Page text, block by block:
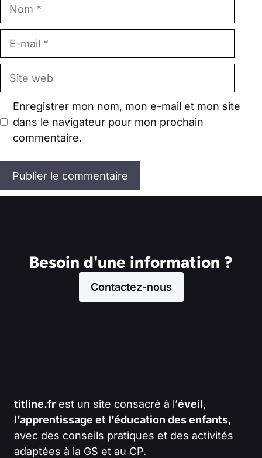
Site
Enregistrer mon nom, mon e-mail et mon site
dans le navigateur pour mon prochain
commentaire.
Besoin d'une information ?
Contactez-nous
titline.fr est un site consacré à l’éveil,
l’apprentissage et l’éducation des enfants,
avec des conseils pratiques et des activités
adaptées à la GS et au CP.